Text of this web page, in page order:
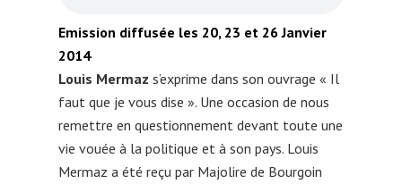
Emission diffusée les 20, 23 et 26 Janvier
2014
Louis Mermaz s’exprime dans son ouvrage « Il
faut que je vous dise ». Une occasion de nous
remettre en questionnement devant toute une
vie vouée à la politique et à son pays. Louis
Mermaz a été reçu par Majolire de Bourgoin